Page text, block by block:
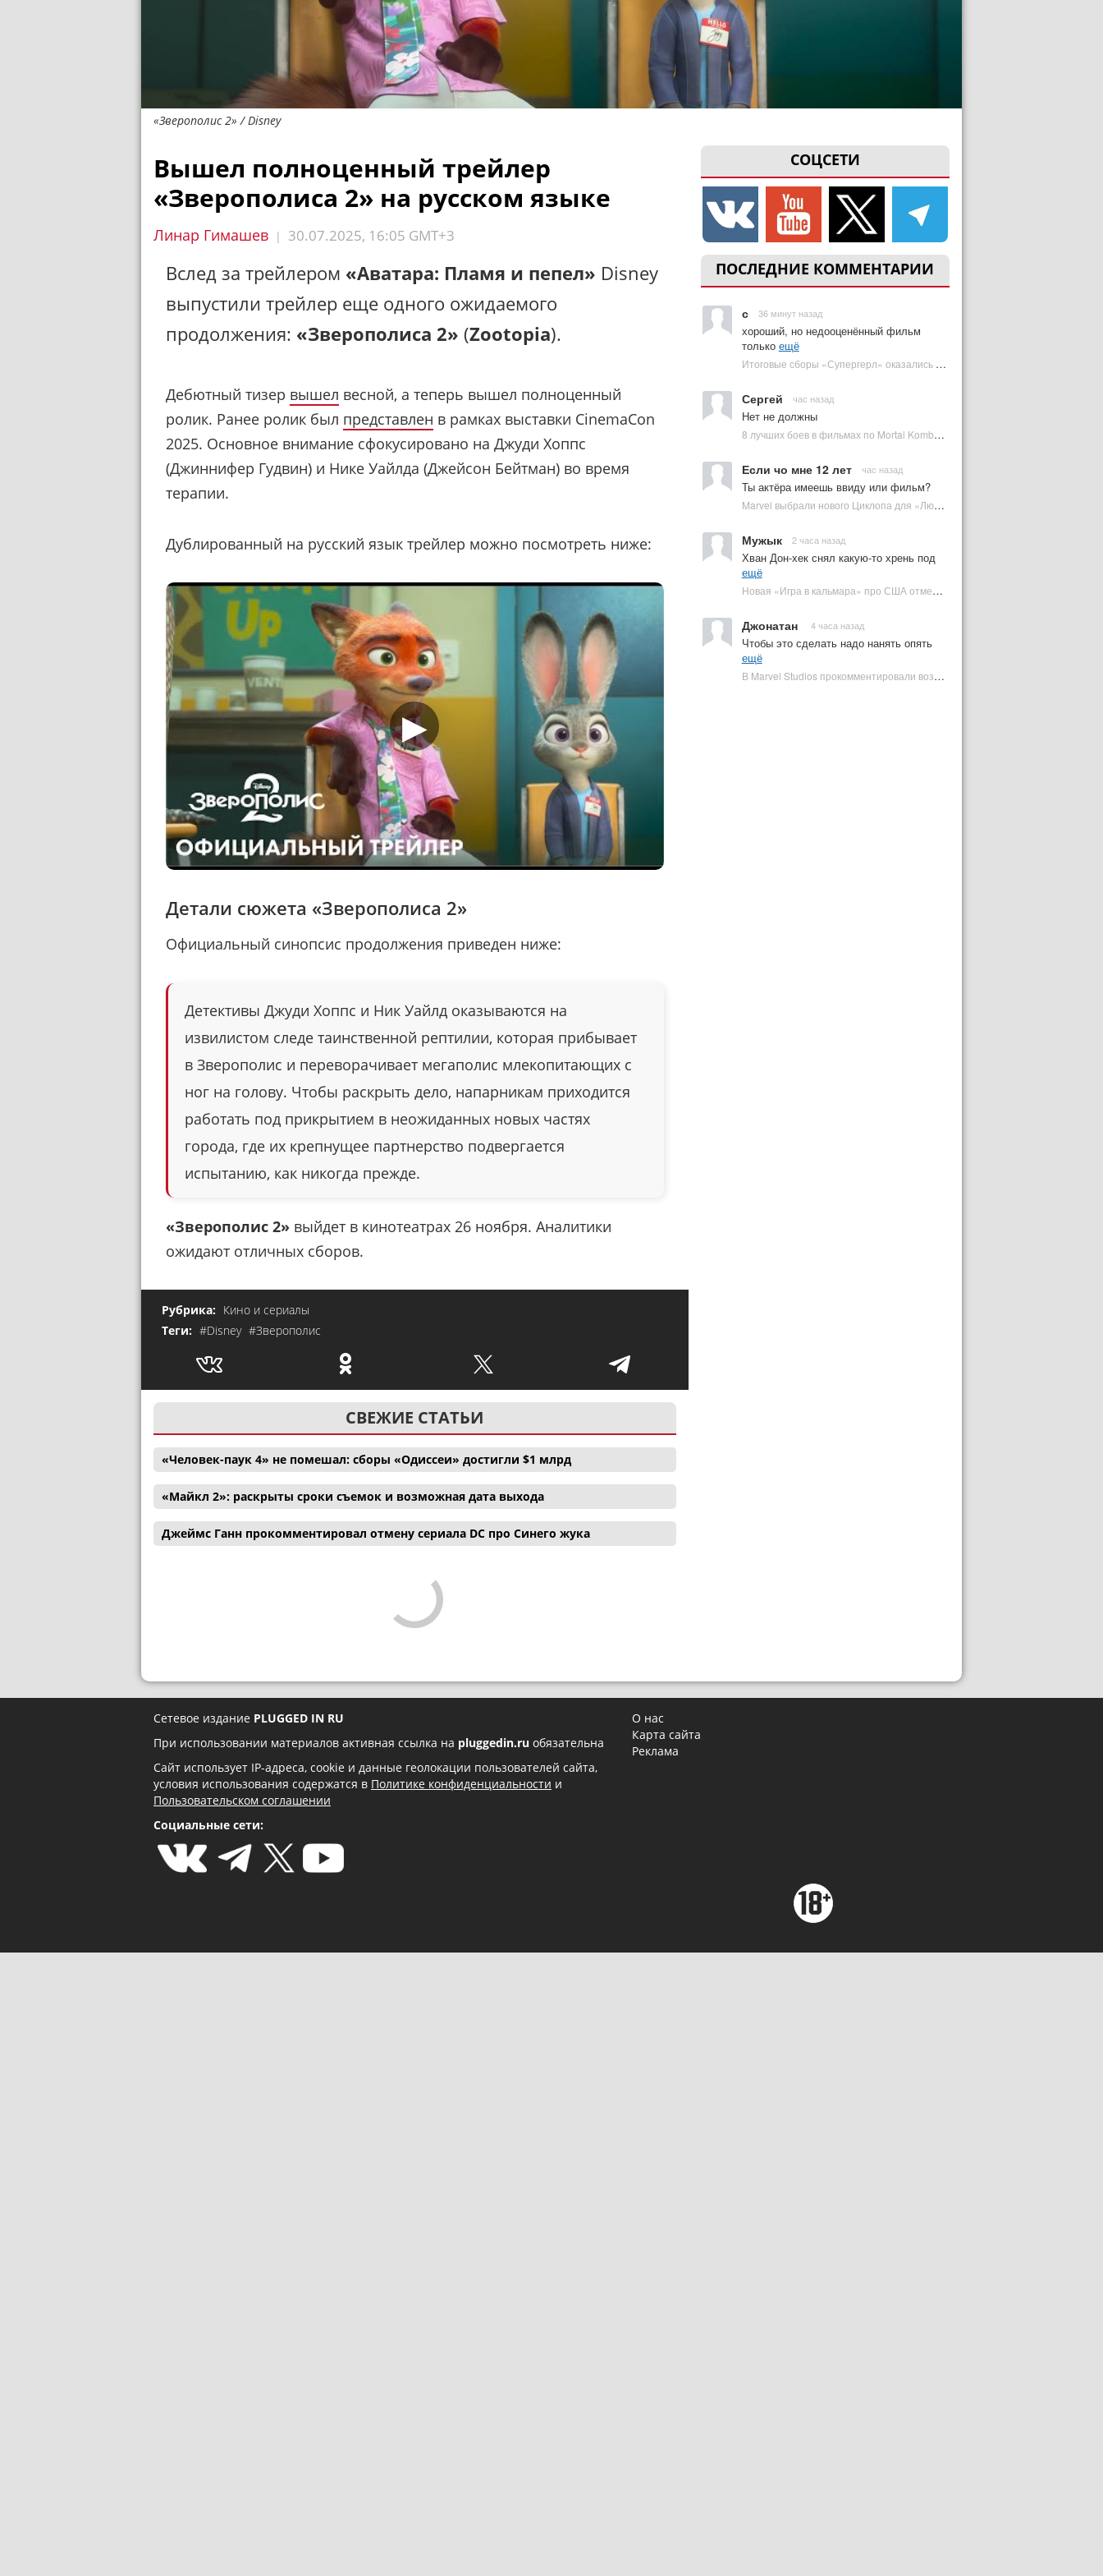
«Зверополис 2» / Disney
СОЦСЕТИ
ПОСЛЕДНИЕ КОММЕНТАРИИ
с 36 минут назад
хороший, но недооценённый фильм
только ещё
Итоговые сборы «Супергерл» оказались худшими для DC за два десятилетия | Plugged In Ru
Сергей час назад
Нет не должны
8 лучших боев в фильмах по Mortal Kombat: от «Смертельной битвы» до «Мортал Комбат 2» | Plugged In Ru
Если чо мне 12 лет час назад
Ты актёра имеешь ввиду или фильм?
Marvel выбрали нового Циклопа для «Людей Икс» | Plugged In Ru
Мужык 2 часа назад
Хван Дон-хек снял какую-то хрень под
ещё
Новая «Игра в кальмара» про США отменена | Plugged In Ru
Джонатан 4 часа назад
Чтобы это сделать надо нанять опять
ещё
В Marvel Studios прокомментировали возвращение Канга на экраны | Plugged In Ru
Вышел полноценный трейлер
«Зверополиса 2» на русском языке
Линар Гимашев | 30.07.2025, 16:05 GMT+3
Вслед за трейлером «Аватара: Пламя и пепел» Disney
выпустили трейлер еще одного ожидаемого
продолжения: «Зверополиса 2» (Zootopia).
Дебютный тизер вышел весной, а теперь вышел полноценный
ролик. Ранее ролик был представлен в рамках выставки CinemaCon
2025. Основное внимание сфокусировано на Джуди Хоппс
(Джиннифер Гудвин) и Нике Уайлда (Джейсон Бейтман) во время
терапии.
Дублированный на русский язык трейлер можно посмотреть ниже:
▶
Детали сюжета «Зверополиса 2»
Официальный синопсис продолжения приведен ниже:
Детективы Джуди Хоппс и Ник Уайлд оказываются на
извилистом следе таинственной рептилии, которая прибывает
в Зверополис и переворачивает мегаполис млекопитающих с
ног на голову. Чтобы раскрыть дело, напарникам приходится
работать под прикрытием в неожиданных новых частях
города, где их крепнущее партнерство подвергается
испытанию, как никогда прежде.
«Зверополис 2» выйдет в кинотеатрах 26 ноября. Аналитики
ожидают отличных сборов.
Рубрика: Кино и сериалы
Теги: #Disney #Зверополис
СВЕЖИЕ СТАТЬИ
«Человек-паук 4» не помешал: сборы «Одиссеи» достигли $1 млрд
«Майкл 2»: раскрыты сроки съемок и возможная дата выхода
Джеймс Ганн прокомментировал отмену сериала DC про Синего жука
Сетевое издание PLUGGED IN RU
При использовании материалов активная ссылка на pluggedin.ru обязательна
Сайт использует IP-адреса, cookie и данные геолокации пользователей сайта,
условия использования содержатся в Политике конфиденциальности и
Пользовательском соглашении
Социальные сети:
О нас
Карта сайта
Реклама